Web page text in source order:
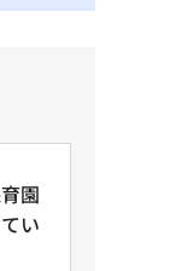
園
い